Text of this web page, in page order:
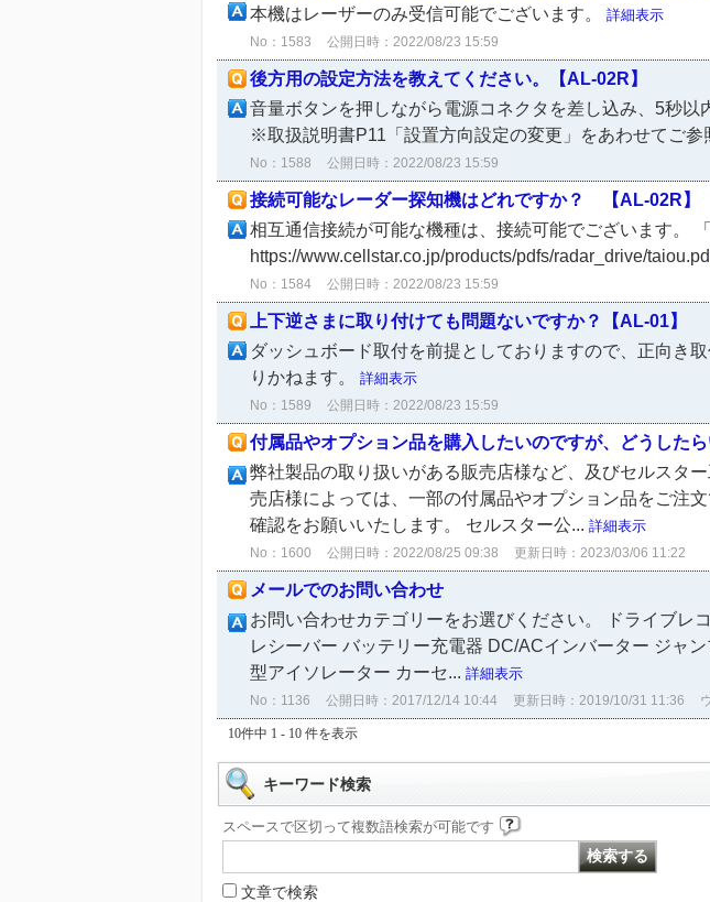
本機はレーザーのみ受信可能でございます。 詳細表示
No：1583 公開日時：2022/08/23 15:59
後方用の設定方法を教えてください。【AL-02R】
音量ボタンを押しながら電源コネクタを差し込み、5秒以
※取扱説明書P11「設置方向設定の変更」をあわせてご参
No：1588 公開日時：2022/08/23 15:59
接続可能なレーダー探知機はどれですか？ 【AL-02R】
相互通信接続が可能な機種は、接続可能でございます。
https://www.cellstar.co.jp/products/pdfs/radar_drive/
No：1584 公開日時：2022/08/23 15:59
上下逆さまに取り付けても問題ないですか？【AL-01】
ダッシュボード取付を前提としておりますので、正向き
りかねます。 詳細表示
No：1589 公開日時：2022/08/23 15:59
付属品やオプション品を購入したいのですが、どうした
弊社製品の取り扱いがある販売店様など、及びセルスタ
売店様によっては、一部の付属品やオプション品をご注
確認をお願いいたします。 セルスター公... 詳細表示
No：1600 公開日時：2022/08/25 09:38 更新日時：2023/03/06 11:22
メールでのお問い合わせ
お問い合わせカテゴリーをお選びください。 ドライブレ
レシーバー バッテリー充電器 DC/ACインバーター ジャ
型アイソレーター カーセ... 詳細表示
No：1136 公開日時：2017/12/14 10:44 更新日時：2019/10/31 11:36
10件中 1 - 10 件を表示
キーワード検索
スペースで区切って複数語検索が可能です
文章で検索